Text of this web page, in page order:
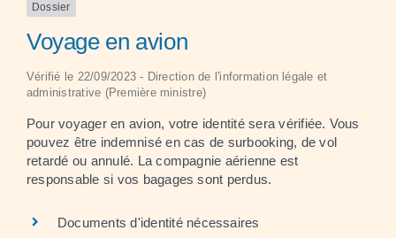
Dossier
Voyage en avion
Vérifié le 22/09/2023 - Direction de l'information légale et
administrative (Première ministre)
Pour voyager en avion, votre identité sera vérifiée. Vous
pouvez être indemnisé en cas de surbooking, de vol
retardé ou annulé. La compagnie aérienne est
responsable si vos bagages sont perdus.
Documents d'identité nécessaires